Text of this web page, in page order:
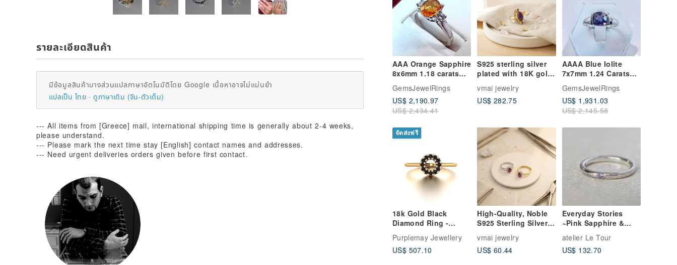
AAA Orange Sapphire
8x6mm 1.18 carats
14K white or yellow
gold diamond (.18ct)
GemsJewelRings
US$ 2,190.97
US$ 2,434.41
S925 sterling silver
plated with 18K gold
and set with natural
rubies ring
vmai jewelry
US$ 282.75
AAAA Blue Iolite
7x7mm 1.24 Carats
Cushion Cut set in
14K white gold ring
0426 M
GemsJewelRings
US$ 1,931.03
US$ 2,145.58
จัดส่งฟรี
18k Gold Black
Diamond Ring -
Custom Jewellery -
Vintage Diamond
Ring R054
Purplemay Jewellery
US$ 507.10
High-Quality, Noble
S925 Sterling Silver
Plated with 18K Gold,
Inlaid with Created
Ruby Ring
vmai jewelry
US$ 60.44
Everyday Stories
~Pink Sapphire &
Pink Spinel~ Back to
Back
atelier Le Tour
US$ 132.70
รายละเอียดสินค้า
มีข้อมูลสินค้าบางส่วนแปลภาษาอัตโนมัติโดย Google เนื้อหาอาจไม่แม่นยำ
แปลเป็น ไทย
ดูภาษาเดิม (จีน-ตัวเต็ม)
--- All items from [Greece] mail, international shipping time is generally about 2-4 weeks,
please understand.
--- Please mark the next time stay [English] contact names and addresses.
--- Need urgent deliveries orders given before first contact.